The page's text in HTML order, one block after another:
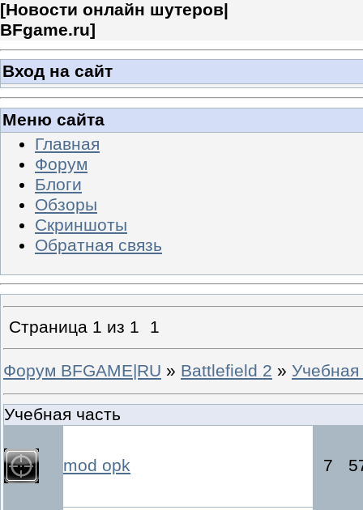
[Новости онлайн шутеров|
BFgame.ru]
Вход на сайт
Меню сайта
Главная
Форум
Блоги
Обзоры
Скриншоты
Обратная связь
Страница 1 из 1 1
Форум BFGAME|RU » Battlefield 2 » Учебная
Учебная часть
mod opk 7